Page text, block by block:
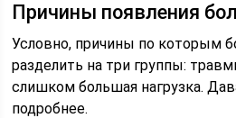
Причины появления
Условно, причины по которым
разделить на три группы:
слишком большая нагрузка.
подробнее.